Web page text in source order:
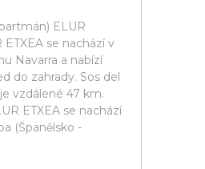
ELUR
ETXEA se nachází v
Navarra a nabízí
do zahrady. Sos del
vzdálené 47 km.
ETXEA se nachází
(Španělsko -